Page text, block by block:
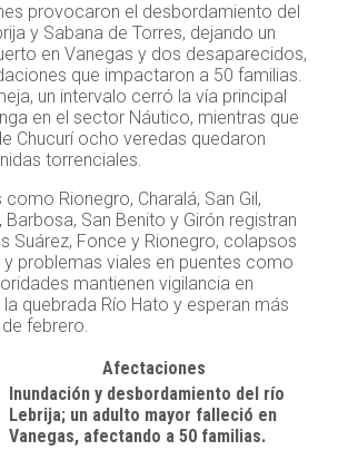
provocaron el desbordamiento del
y Sabana de Torres, dejando un
en Vanegas y dos desaparecidos,
que impactaron a 50 familias.
un intervalo cerró la vía principal
en el sector Náutico, mientras que
Chucurí ocho veredas quedaron
torrenciales.
Rionegro, Charalá, San Gil,
Barbosa, San Benito y Girón registran
Suárez, Fonce y Rionegro, colapsos
problemas viales en puentes como
mantienen vigilancia en
quebrada Río Hato y esperan más
de febrero.
Afectaciones
Inundación y desbordamiento del río
Lebrija; un adulto mayor falleció en
Vanegas, afectando a 50 familias.